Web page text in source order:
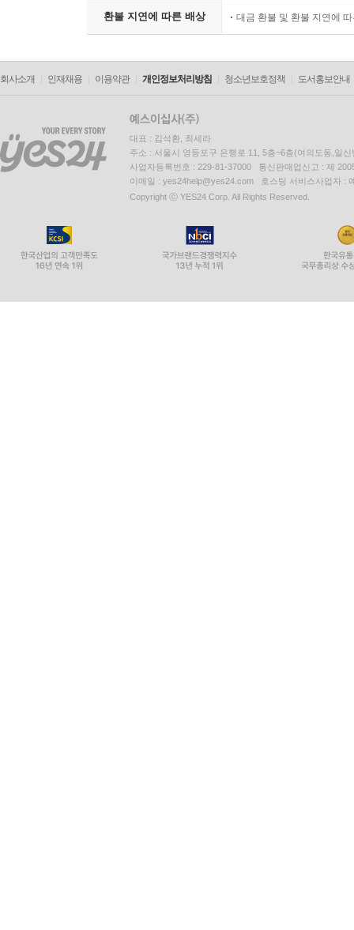
환불 지연에 따른 배상 대금 환불 및 환불 지연에
회사소개 인재채용 이용약관 개인정보처리방침 청소년보호정책 도서홍보안내
대표 : 김석환, 최세라
주소 : 서울시 영등포구 은행로 11, 5층~6층(여의도동,일신
사업자등록번호 : 229-81-37000 통신판매업신고 : 제
이메일 : yes24help@yes24.com 호스팅 서비스사업자 :
Copyright ⓒ YES24 Corp. All Rights Reserved.